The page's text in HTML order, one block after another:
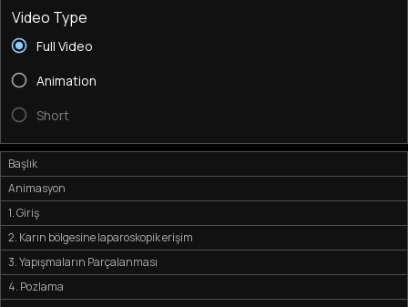
Video Type
Full Video
Animation
Short
Başlık
Animasyon
1. Giriş
2. Karın bölgesine laparoskopik erişim
3. Yapışmaların Parçalanması
4. Pozlama